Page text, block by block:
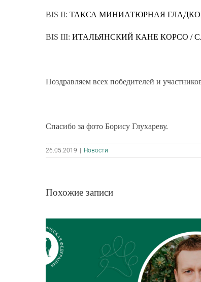
BIS II: ТАКСА МИНИАТЮРНАЯ
BIS III: ИТАЛЬЯНСКИЙ КАНЕ КОРСО /
Поздравляем всех победителей и
Спасибо за фото Борису Глухареву.
26.05.2019 Новости
Похожие записи